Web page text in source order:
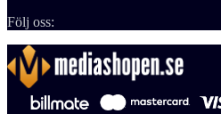
Följ oss: